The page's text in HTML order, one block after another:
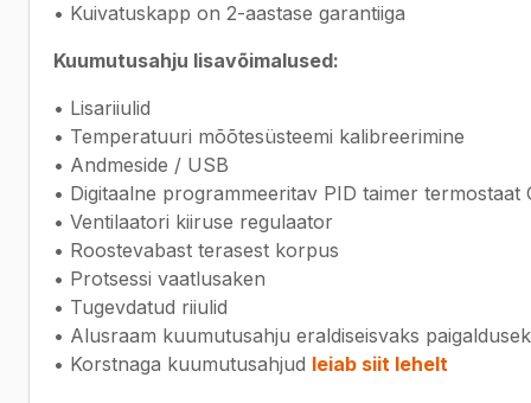
• Kuivatuskapp on 2-aastase garantiiga
Kuumutusahju lisavõimalused:
• Lisariiulid
• Temperatuuri mõõtesüsteemi kalibreerimine
• Andmeside / USB
• Digitaalne programmeeritav PID taimer termostaat
• Ventilaatori kiiruse regulaator
• Roostevabast terasest korpus
• Protsessi vaatlusaken
• Tugevdatud riiulid
• Alusraam kuumutusahju eraldiseisvaks
• Korstnaga kuumutusahjud leiab siit lehelt